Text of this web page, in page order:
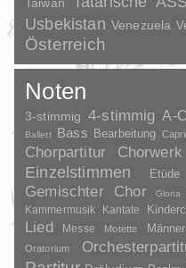
Taiwan
Usbekistan Venezuela
Österreich
Noten
3-stimmig 4-stimmig A-
Ballett Bass Bearbeitung
Chorpartitur Chorwerk
Einzelstimmen
Etüde
Gemischter Chor Gloria
Kammermusik Kantate
Lied Messe Motette
Oratorium